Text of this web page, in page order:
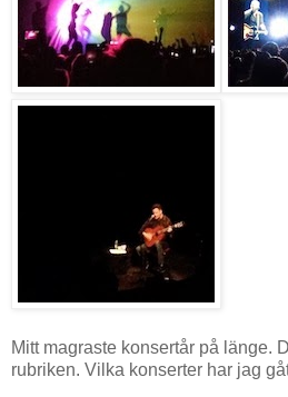
Mitt magraste konsertår på länge.
rubriken. Vilka konserter har jag